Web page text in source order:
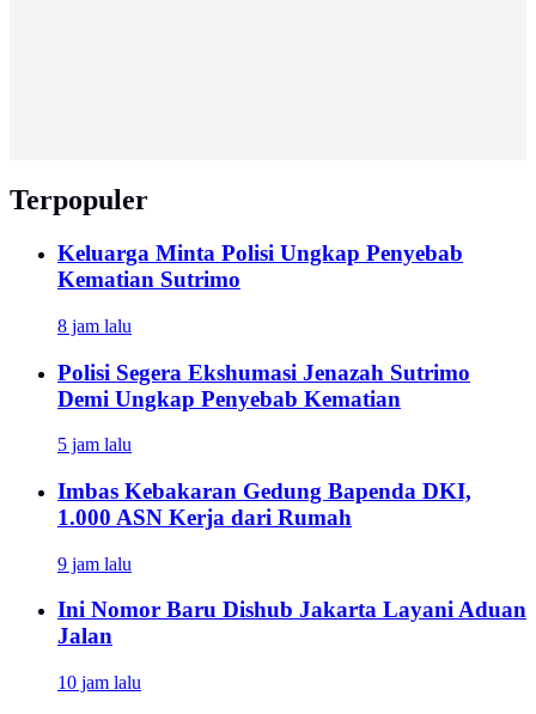
Terpopuler
Keluarga Minta Polisi Ungkap Penyebab
Kematian Sutrimo
8 jam lalu
Polisi Segera Ekshumasi Jenazah Sutrimo
Demi Ungkap Penyebab Kematian
5 jam lalu
Imbas Kebakaran Gedung Bapenda DKI,
1.000 ASN Kerja dari Rumah
9 jam lalu
Ini Nomor Baru Dishub Jakarta Layani Aduan
Jalan
10 jam lalu